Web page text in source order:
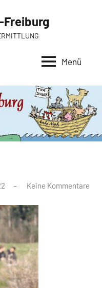
Menü
Keine Kommentare